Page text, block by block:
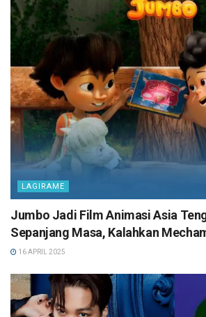
LAGIRAME
Jumbo Jadi Film Animasi Asia
Sepanjang Masa, Kalahkan
16 APRIL 2025